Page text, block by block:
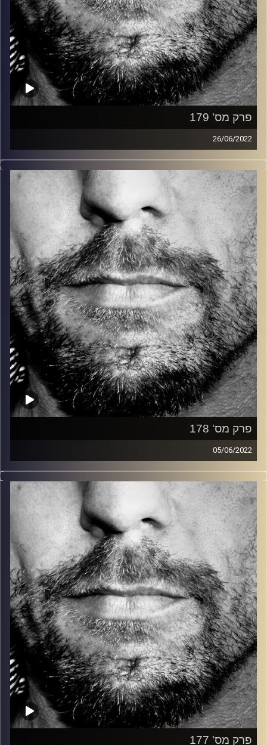
פרק מס' 179
26/06/2022
זיפים, מוזיקה מחוספסת של הופעות חיות. הרבה ג'אם, רוק,
בלוז, bluegrass, ג'אז, Fאנק, פרוגרסיב ואפילו אלקטרוניקה.
כל מה שחי, אמיתי ונושם.
עם שמוליק רגב.
קרדיט תמונות: David Goehring
פרק מס' 178
05/06/2022
זיפים, מוזיקה מחוספסת של הופעות חיות. הרבה ג'אם, רוק,
בלוז, bluegrass, ג'אז, Fאנק, פרוגרסיב ואפילו אלקטרוניקה.
כל מה שחי, אמיתי ונושם.
עם שמוליק רגב.
קרדיט תמונות: David Goehring
פרק מס' 177